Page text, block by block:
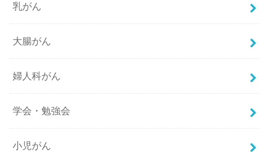
乳がん
大腸がん
婦人科がん
学会・勉強会
小児がん